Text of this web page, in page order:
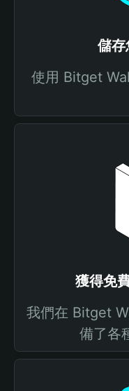
儲
使用 Bitget
獲得免
我們在 Bitget
備了各